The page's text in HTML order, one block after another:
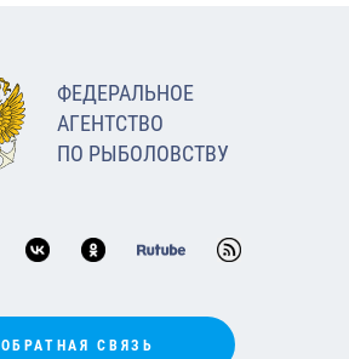
ФЕДЕРАЛЬНОЕ
АГЕНТСТВО
ПО РЫБОЛОВСТВУ
ОБРАТНАЯ СВЯЗЬ